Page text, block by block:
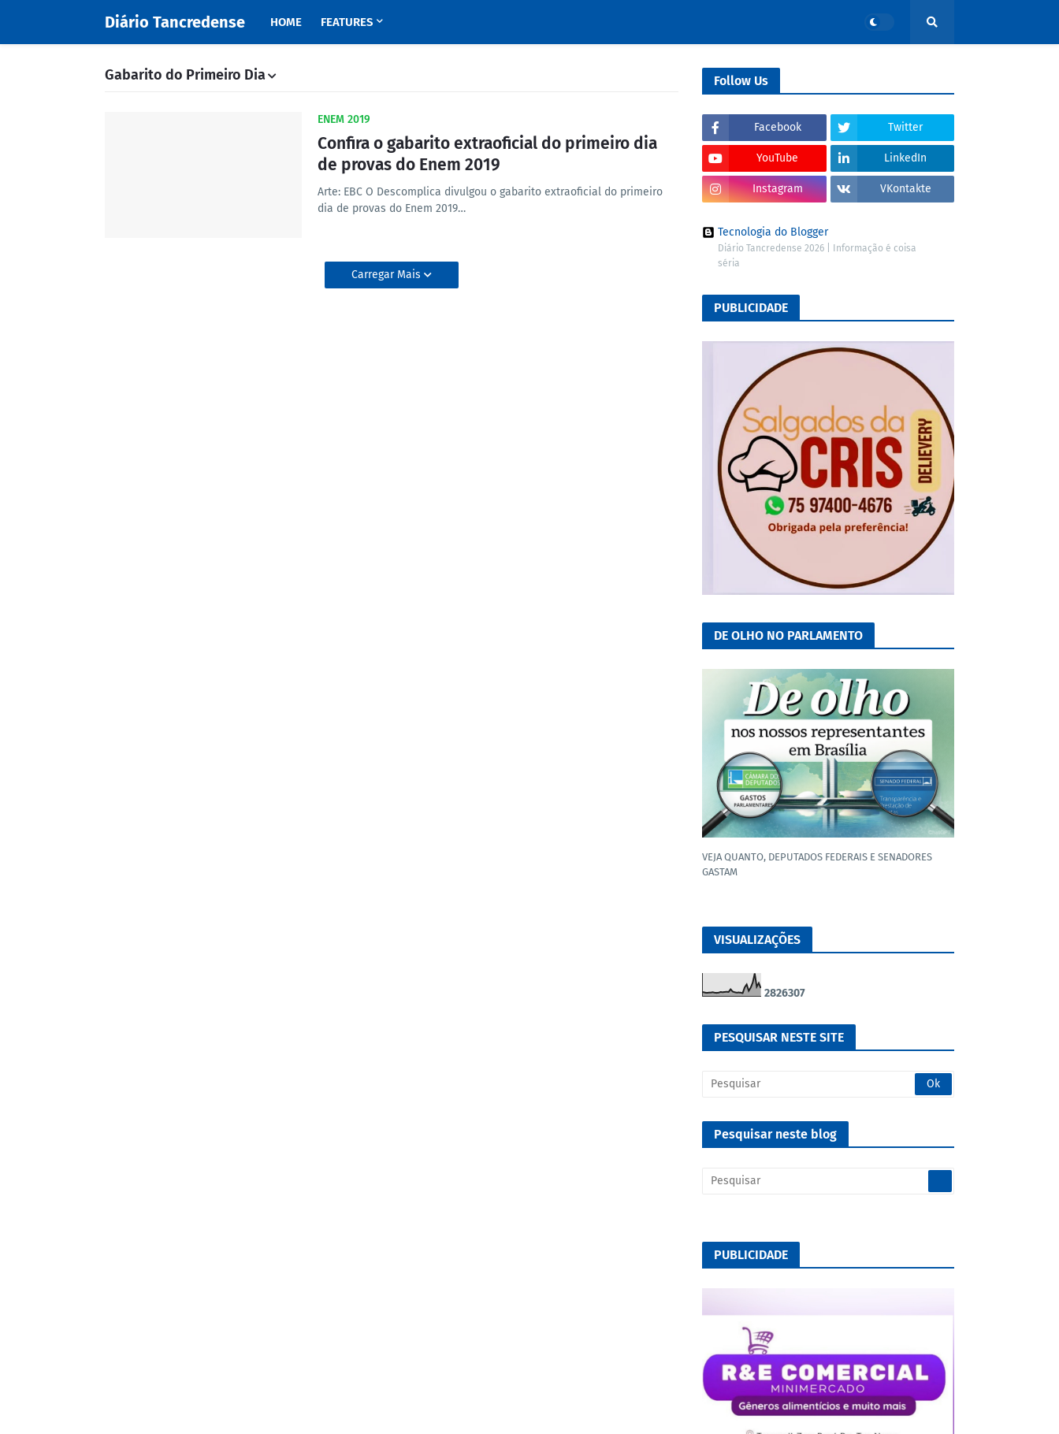
Diário Tancredense HOME FEATURES
Gabarito do Primeiro Dia
ENEM 2019
Confira o gabarito extraoficial do primeiro dia
de provas do Enem 2019
Arte: EBC O Descomplica divulgou o gabarito extraoficial do primeiro
dia de provas do Enem 2019…
Carregar Mais
Follow Us
Facebook Twitter
YouTube LinkedIn
Instagram VKontakte
Tecnologia do Blogger
Diário Tancredense 2026 | Informação é coisa
séria
PUBLICIDADE
DE OLHO NO PARLAMENTO
VEJA QUANTO, DEPUTADOS FEDERAIS E SENADORES
GASTAM
VISUALIZAÇÕES
2826307
PESQUISAR NESTE SITE
Pesquisar neste blog
PUBLICIDADE